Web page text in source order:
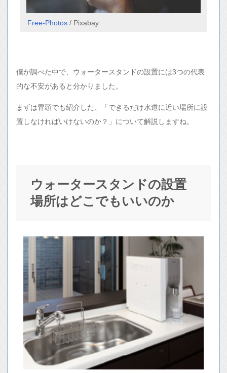
Free-Photos/ Pixabay
僕が調べた中で、ウォータースタンドの設置には3つの代表
的な不安があると分かりました。
まずは冒頭でも紹介した、「できるだけ水道に近い場所に設
置しなければいけないのか？」について解説しますね。
ウォータースタンドの設置
場所はどこでもいいのか